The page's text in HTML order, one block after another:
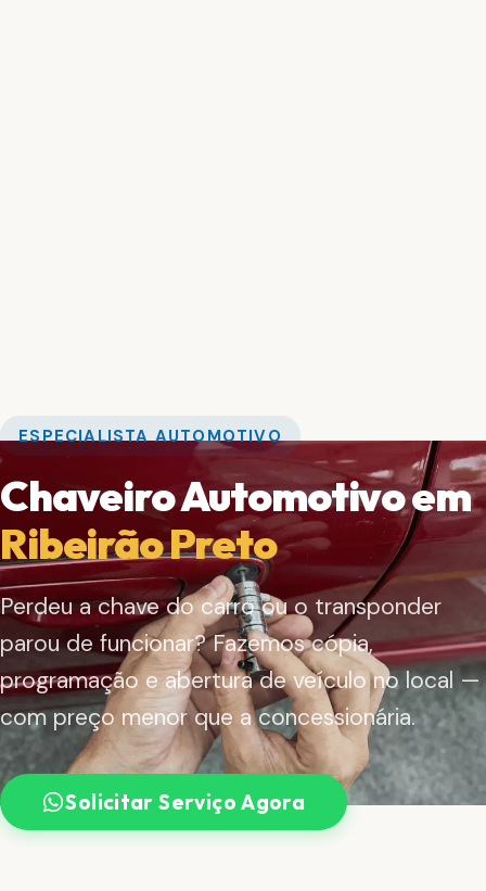
ESPECIALISTA AUTOMOTIVO
Chaveiro Automotivo em
Ribeirão Preto
Perdeu a chave do carro ou o transponder
parou de funcionar? Fazemos cópia,
programação e abertura de veículo no local —
com preço menor que a concessionária.
Solicitar Serviço Agora